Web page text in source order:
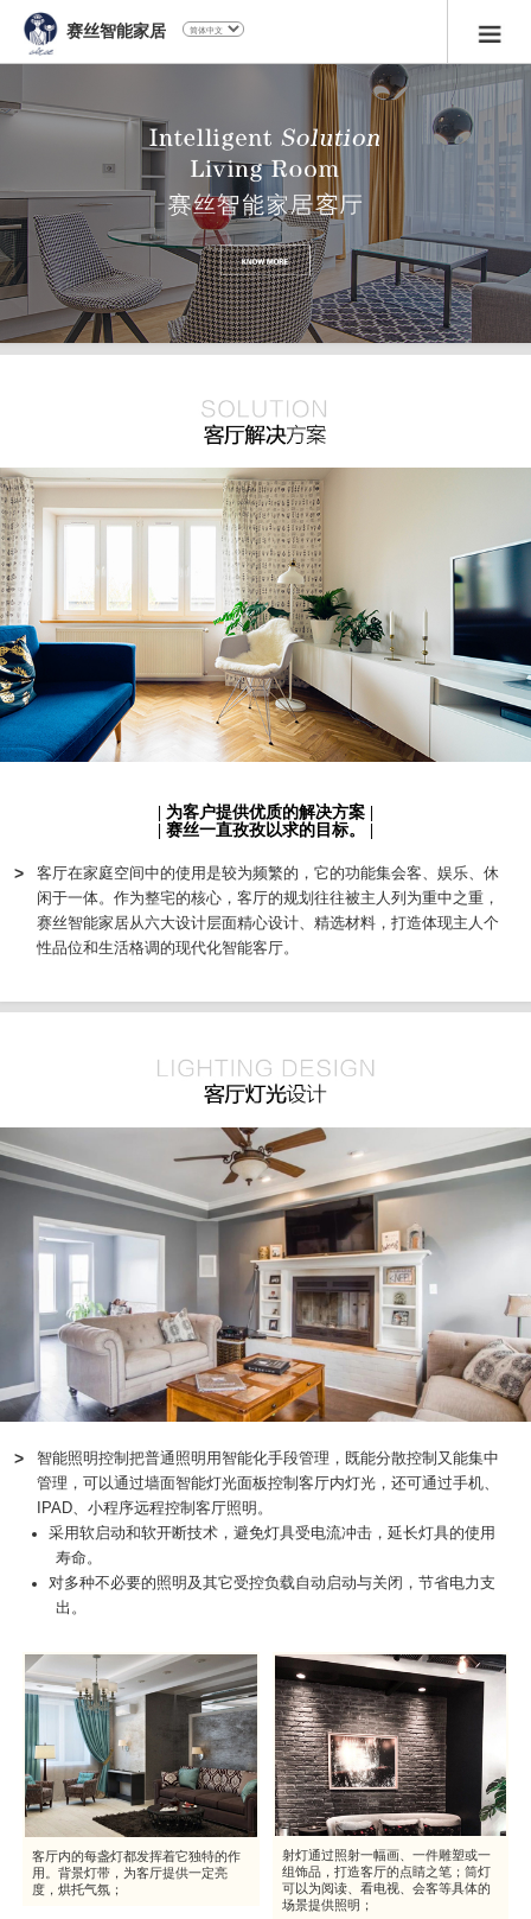
赛丝智能家居
| 为客户提供优质的解决方案 |
| 赛丝一直孜孜以求的目标。 |
>
客厅在家庭空间中的使用是较为频繁的，它的功能集会客、娱乐、休
闲于一体。作为整宅的核心，客厅的规划往往被主人列为重中之重，
赛丝智能家居从六大设计层面精心设计、精选材料，打造体现主人个
性品位和生活格调的现代化智能客厅。
>
智能照明控制把普通照明用智能化手段管理，既能分散控制又能集中
管理，可以通过墙面智能灯光面板控制客厅内灯光，还可通过手机、
IPAD、小程序远程控制客厅照明。
采用软启动和软开断技术，避免灯具受电流冲击，延长灯具的使用
寿命。
对多种不必要的照明及其它受控负载自动启动与关闭，节省电力支
出。
客厅内的每盏灯都发挥着它独特的作
用。背景灯带，为客厅提供一定亮
度，烘托气氛；
射灯通过照射一幅画、一件雕塑或一
组饰品，打造客厅的点睛之笔；筒灯
可以为阅读、看电视、会客等具体的
场景提供照明；